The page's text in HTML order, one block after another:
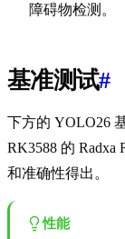
障碍物检测。
基准测试#
下方的 YOLO26
RK3588 的 Radxa
和准确性得出。
性能